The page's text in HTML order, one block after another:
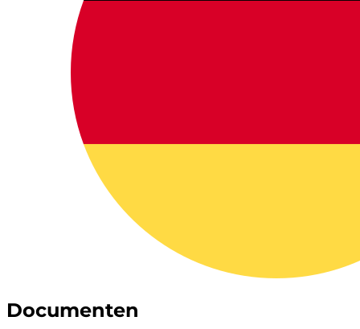
Documenten